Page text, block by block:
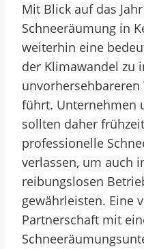
Mit Blick auf das
Schneeräumung in
weiterhin eine
der Klimawandel zu
führt. Unternehmen
sollten daher
professionelle
verlassen, um auch
reibungslosen
gewährleisten. Eine
Partnerschaft mit